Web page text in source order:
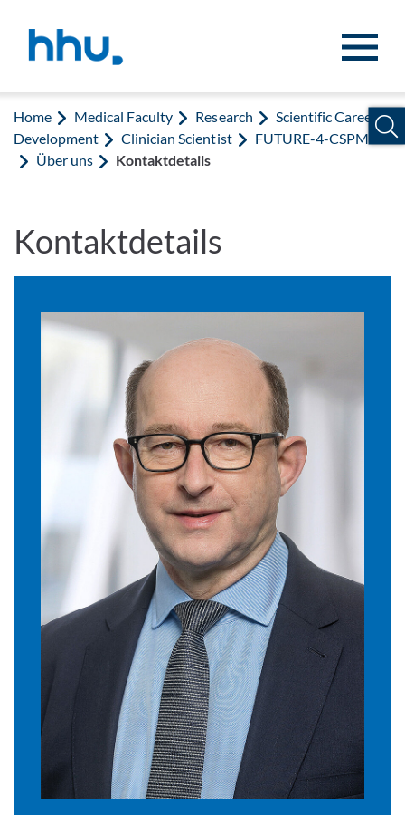
Home Medical Faculty Research
Scientific Career
Development
Clinician Scientist
FUTURE-4-CSPMM
Über uns
Kontaktdetails
Kontaktdetails